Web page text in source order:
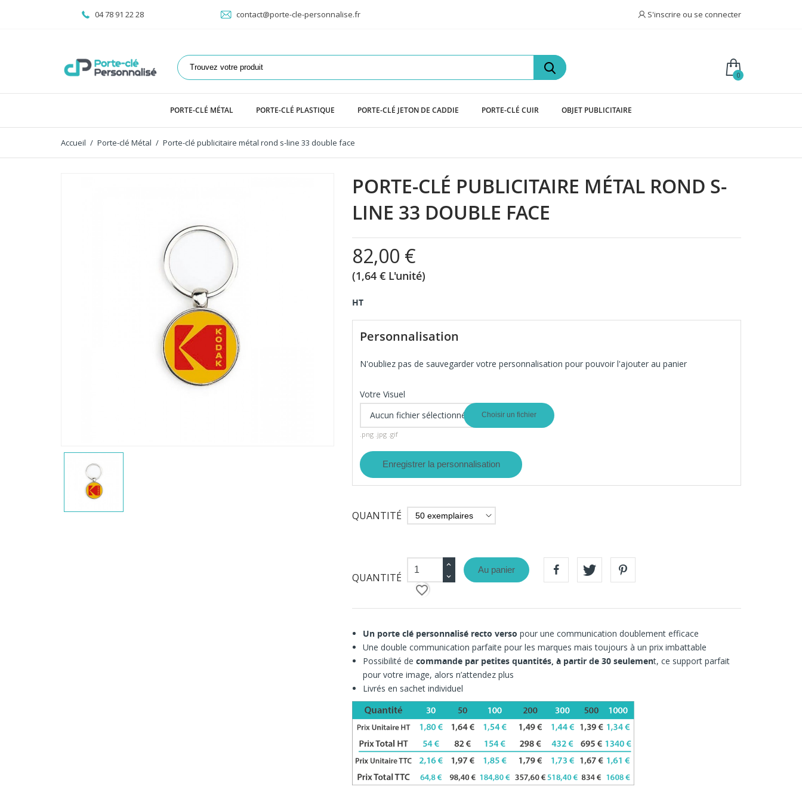
04 78 91 22 28 contact@porte-cle-personnalise.fr S'inscrire ou se connecter
0
PORTE-CLÉ MÉTAL PORTE-CLÉ PLASTIQUE PORTE-CLÉ JETON DE CADDIE PORTE-CLÉ CUIR OBJET PUBLICITAIRE
Accueil Porte-clé Métal Porte-clé publicitaire métal rond s-line 33 double face
PORTE-CLÉ PUBLICITAIRE MÉTAL ROND S-
LINE 33 DOUBLE FACE
82,00 €
(1,64 € L'unité)
HT
Personnalisation
N'oubliez pas de sauvegarder votre personnalisation pour pouvoir l'ajouter au panier
Votre Visuel
Aucun fichier sélectionné
Choisir un fichier
.png .jpg .gif
Enregistrer la personnalisation
QUANTITÉ
QUANTITÉ
Au panier
favorite_border
Un porte clé personnalisé recto verso pour une communication doublement efficace
Une double communication parfaite pour les marques mais toujours à un prix imbattable
Possibilité de commande par petites quantités, à partir de 30 seulement, ce support parfait
pour votre image, alors n’attendez plus
Livrés en sachet individuel